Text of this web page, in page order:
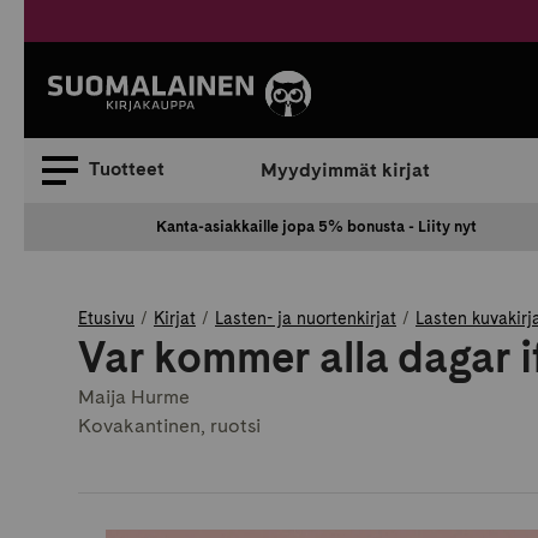
sisältöön
Tuotteet Myydyimmät kirjat
Kanta-asiakkaille jopa 5% bonusta - Liity nyt
Etusivu Kirjat Lasten- ja nuortenkirjat Lasten
Var kommer alla dagar
Maija Hurme
Kovakantinen, ruotsi